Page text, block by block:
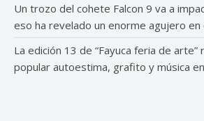
Un trozo del cohete Falcon 9 va a
eso ha revelado un enorme agujero
La edición 13 de “Fayuca feria de arte”
popular autoestima, grafito y música